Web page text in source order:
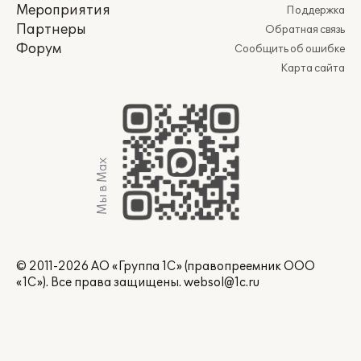
Мероприятия
Партнеры
Форум
Поддержка
Обратная связь
Сообщить об ошибке
Карта сайта
Мы в Max
© 2011-2026 АО «Группа 1С» (правопреемник ООО
«1С»). Все права защищены. websol@1c.ru